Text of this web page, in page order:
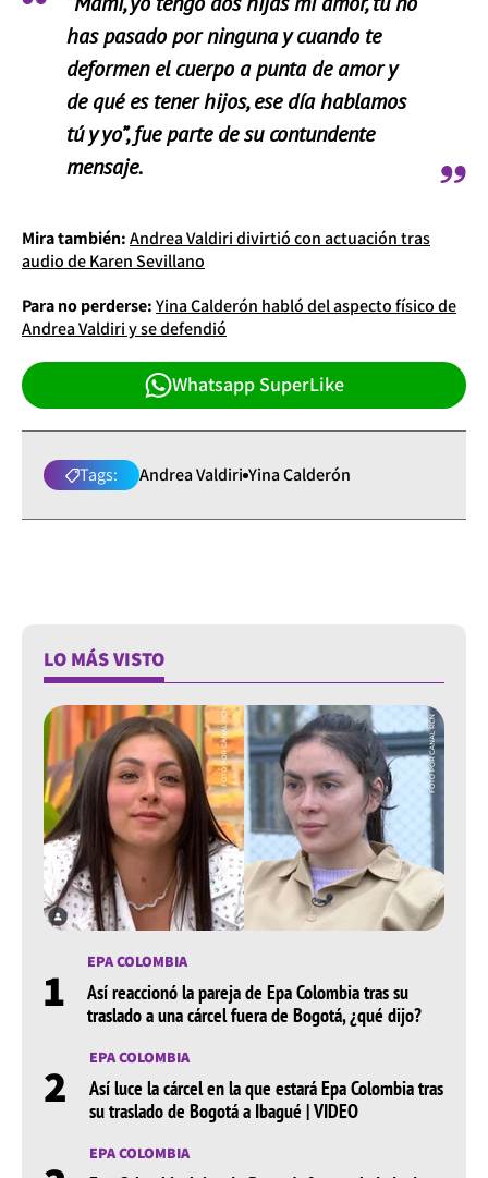
has pasado por ninguna y cuando te
deformen el cuerpo a punta de amor y
de qué es tener hijos, ese día hablamos
tú y yo”, fue parte de su contundente
mensaje.
Mira también:Andrea Valdiri divirtió con actuación tras
audio de Karen Sevillano
Para no perderse:Yina Calderón habló del aspecto físico de
Andrea Valdiri y se defendió
Whatsapp SuperLike
Tags: Andrea Valdiri Yina Calderón
LO MÁS VISTO
1 EPA COLOMBIA
Así reaccionó la pareja de Epa Colombia tras su
traslado a una cárcel fuera de Bogotá, ¿qué dijo?
2 EPA COLOMBIA
Así luce la cárcel en la que estará Epa Colombia tras
su traslado de Bogotá a Ibagué | VIDEO
EPA COLOMBIA